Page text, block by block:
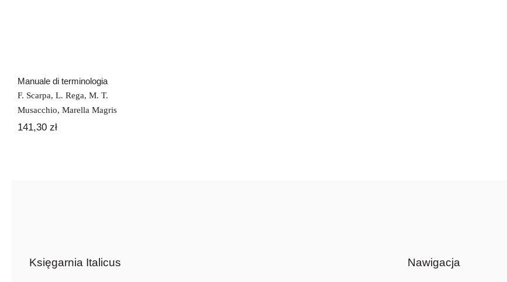
Manuale di terminologia
F. Scarpa, L. Rega, M. T.
Musacchio, Marella Magris
141,30 zł
Księgarnia Italicus Nawigacja